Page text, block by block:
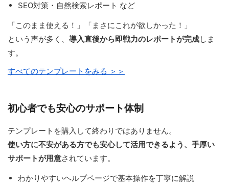
SEO対策・自然検索レポート など
「このまま使える！」「まさにこれが欲しかった！」
という声が多く、 導入直後から即戦力のレポートが完成しま
す。
すべてのテンプレートをみる ＞＞
初心者でも安心のサポート体制
テンプレートを購入して終わりではありません。
使い方に不安がある方でも安心して活用できるよう、手厚い
サポートが用意されています。
わかりやすいヘルプページで基本操作を丁寧に解説